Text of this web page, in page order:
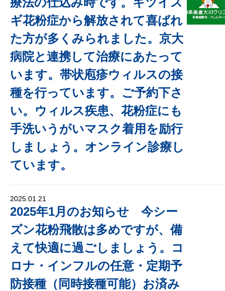
ギ花粉症から解放されて喜ばれ
た方が多くみられました。京大
病院と連携して治療にあたって
います。帯状庖疹ウィルスの接
種を行っています。ご予約下さ
い。ウィルス疾患、花粉症にも
手洗いうがいマスク着用を励行
しましょう。オンライン診療し
ています。
2025.01.21
2025年1月のお知らせ 今シー
ズン花粉飛散は多めですが、備
えて快適に過ごしましょう。コ
ロナ・インフルの任意・定期予
防接種（同時接種可能）お済み